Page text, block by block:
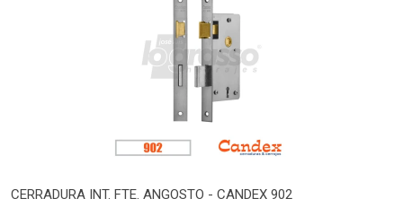
CERRADURA INT. FTE. ANGOSTO - CANDEX 902